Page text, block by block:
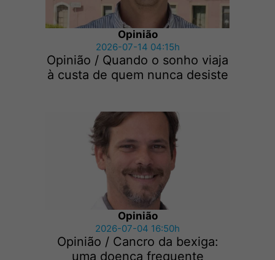
Opinião
2026-07-14 04:15h
Opinião / Quando o sonho viaja
à custa de quem nunca desiste
Opinião
2026-07-04 16:50h
Opinião / Cancro da bexiga:
uma doença frequente